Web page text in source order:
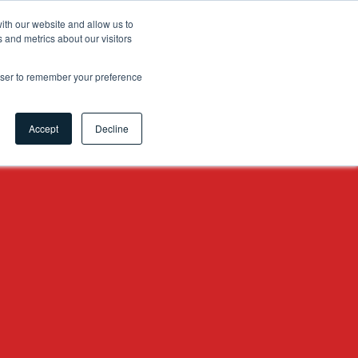
our website and allow us to
metrics about our visitors
to remember your preference
Accept Decline
Lavora con noi